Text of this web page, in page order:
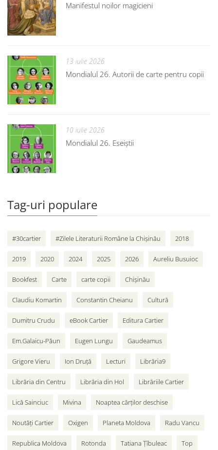
Manifestul noilor magicieni
13 iulie 2026
Mondialul 26. Autorii de carte pentru copii
10 iulie 2026
Mondialul 26. Eseiștii
Tag-uri populare
#30cartier #Zilele Literaturii Române la Chișinău 2018
2019 2020 2024 2025 2026 Aureliu Busuioc
Bookfest Carte carte copii Chișinău
Claudiu Komartin Constantin Cheianu Cultură
Dumitru Crudu eBook Cartier Editura Cartier
Em.Galaicu-Păun Eugen Lungu Gaudeamus
Grigore Vieru Ion Druță Lecturi Librăria9
Librăria din Centru Librăria din Hol Librăriile Cartier
Lică Sainciuc Mivina Noaptea cărților deschise
Noutăți Cartier Oxigen Planeta Moldova Radu Vancu
Republica Moldova Rotonda Tatiana Țîbuleac Top